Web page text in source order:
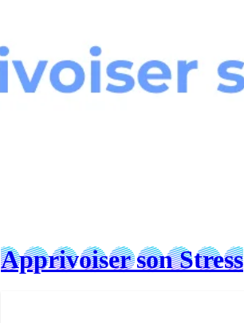
Apprivoiser son Stress